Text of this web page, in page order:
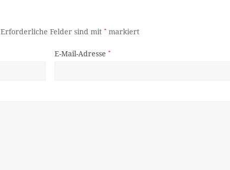
Erforderliche Felder sind mit* markiert
E-Mail-Adresse *